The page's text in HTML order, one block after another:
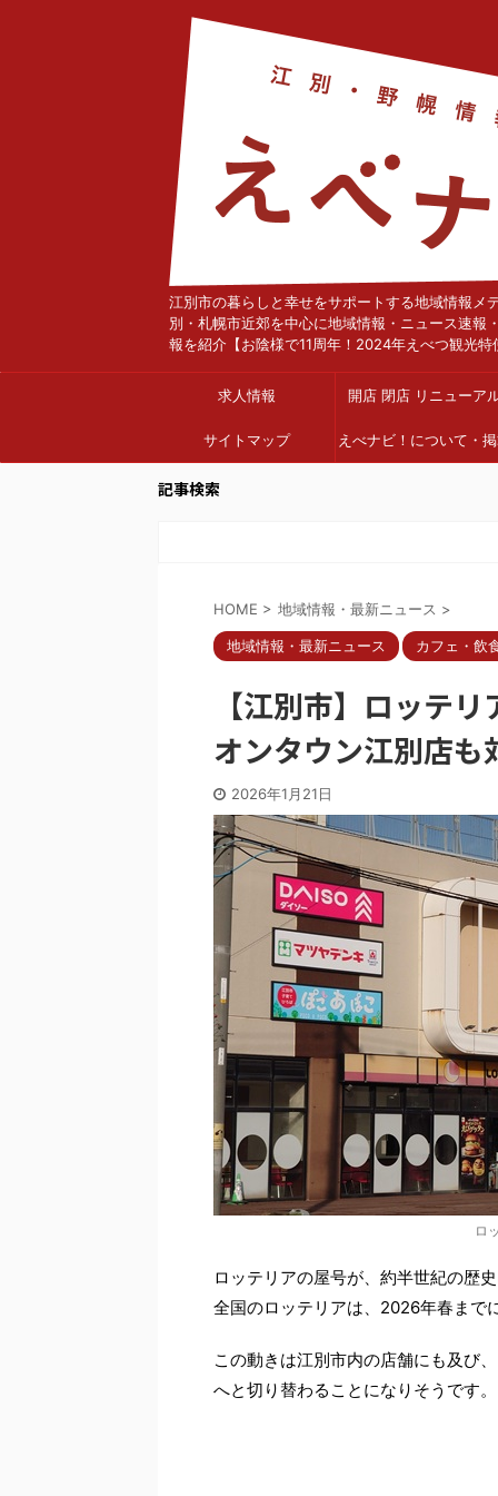
江別市の暮らしと幸せをサポートする地域情報
別・札幌市近郊を中心に地域情報・ニュース速報
報を紹介【お陰様で11周年！2024年えべつ観光特
求人情報 開店 閉店 リニューア
サイトマップ えべナビ！について・
記事検索
HOME > 地域情報・最新ニュース >
地域情報・最新ニュース カフェ・飲
【江別市】ロッテ
オンタウン江別店も
2026年1月21日
ロ
ロッテリアの屋号が、約半世紀の歴史
全国のロッテリアは、2026年春まで
この動きは江別市内の店舗にも及び
へと切り替わることになりそうです。